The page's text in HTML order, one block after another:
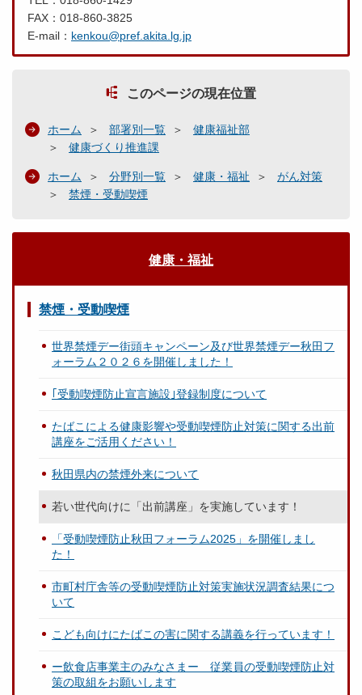
FAX：018-860-3825
E-mail： kenkou@pref.akita.lg.jp
このページの現在位置
ホーム 部署別一覧
健康福祉部
健康づくり推進課
ホーム 分野別一覧 健康・福祉
がん対策
禁煙・受動喫煙
健康・福祉
禁煙・受動喫煙
世界禁煙デー街頭キャンペーン及び世界禁煙デー秋田フ
ォーラム２０２６を開催しました！
｢受動喫煙防止宣言施設｣登録制度について
たばこによる健康影響や受動喫煙防止対策に関する出前
講座をご活用ください！
秋田県内の禁煙外来について
若い世代向けに「出前講座」を実施しています！
「受動喫煙防止秋田フォーラム2025」を開催しまし
た！
市町村庁舎等の受動喫煙防止対策実施状況調査結果につ
いて
こども向けにたばこの害に関する講義を行っています！
ー飲食店事業主のみなさまー 従業員の受動喫煙防止対
策の取組をお願いします